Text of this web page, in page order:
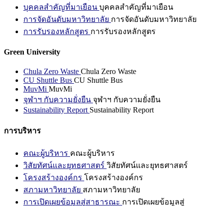
บุคคลสำคัญที่มาเยือน บุคคลสำคัญที่มาเยือน
การจัดอันดับมหาวิทยาลัย การจัดอันดับมหาวิทยาลัย
การรับรองหลักสูตร การรับรองหลักสูตร
Green University
Chula Zero Waste Chula Zero Waste
CU Shuttle Bus CU Shuttle Bus
MuvMi MuvMi
จุฬาฯ กับความยั่งยืน จุฬาฯ กับความยั่งยืน
Sustainability Report Sustainability Report
การบริหาร
คณะผู้บริหาร คณะผู้บริหาร
วิสัยทัศน์และยุทธศาสตร์ วิสัยทัศน์และยุทธศาสตร์
โครงสร้างองค์กร โครงสร้างองค์กร
สภามหาวิทยาลัย สภามหาวิทยาลัย
การเปิดเผยข้อมูลสู่สาธารณะ การเปิดเผยข้อมูลสู่